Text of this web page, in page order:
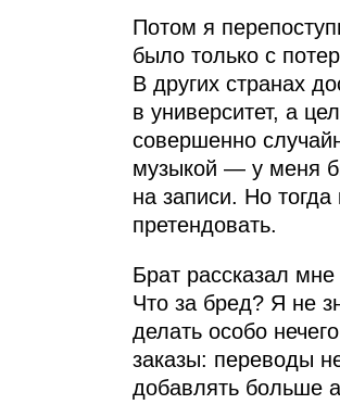
Потом я
было только с
В других странах
в университет, а
совершенно
музыкой — у меня
на записи. Но
претендовать.
Брат рассказал
Что за бред? Я не
делать особо
заказы: переводы
добавлять больше